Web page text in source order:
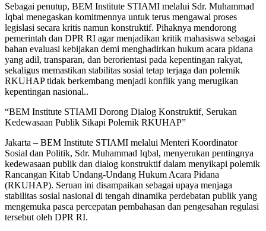
Sebagai penutup, BEM Institute STIAMI melalui Sdr. Muhammad
Iqbal menegaskan komitmennya untuk terus mengawal proses
legislasi secara kritis namun konstruktif. Pihaknya mendorong
pemerintah dan DPR RI agar menjadikan kritik mahasiswa sebagai
bahan evaluasi kebijakan demi menghadirkan hukum acara pidana
yang adil, transparan, dan berorientasi pada kepentingan rakyat,
sekaligus memastikan stabilitas sosial tetap terjaga dan polemik
RKUHAP tidak berkembang menjadi konflik yang merugikan
kepentingan nasional..
“BEM Institute STIAMI Dorong Dialog Konstruktif, Serukan
Kedewasaan Publik Sikapi Polemik RKUHAP”
Jakarta – BEM Institute STIAMI melalui Menteri Koordinator
Sosial dan Politik, Sdr. Muhammad Iqbal, menyerukan pentingnya
kedewasaan publik dan dialog konstruktif dalam menyikapi polemik
Rancangan Kitab Undang-Undang Hukum Acara Pidana
(RKUHAP). Seruan ini disampaikan sebagai upaya menjaga
stabilitas sosial nasional di tengah dinamika perdebatan publik yang
mengemuka pasca percepatan pembahasan dan pengesahan regulasi
tersebut oleh DPR RI.